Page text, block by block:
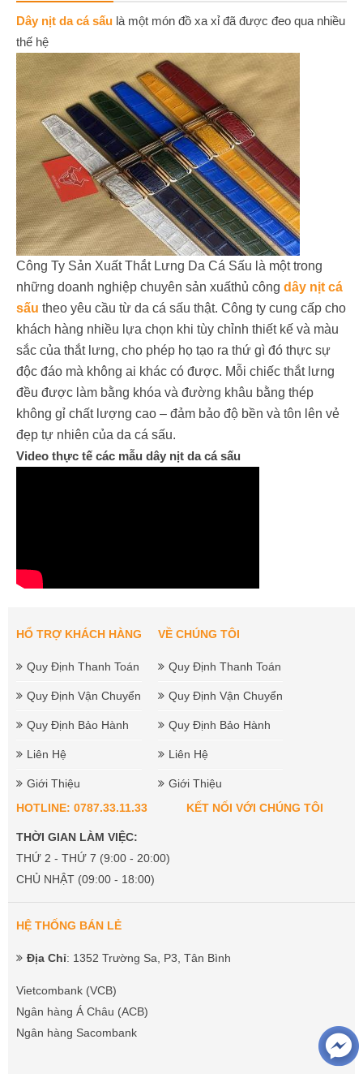
Dây nịt da cá sấu là một món đồ xa xỉ đã được đeo qua nhiều
thế hệ
Công Ty Sản Xuất Thắt Lưng Da Cá Sấu là một trong
những doanh nghiệp chuyên sản xuấthủ công dây nịt cá
sấu theo yêu cầu từ da cá sấu thật. Công ty cung cấp cho
khách hàng nhiều lựa chọn khi tùy chỉnh thiết kế và màu
sắc của thắt lưng, cho phép họ tạo ra thứ gì đó thực sự
độc đáo mà không ai khác có được. Mỗi chiếc thắt lưng
đều được làm bằng khóa và đường khâu bằng thép
không gỉ chất lượng cao – đảm bảo độ bền và tôn lên vẻ
đẹp tự nhiên của da cá sấu.
Video thực tế các mẫu dây nịt da cá sấu
HỔ TRỢ KHÁCH HÀNG
Quy Định Thanh Toán
Quy Định Vận Chuyển
Quy Định Bảo Hành
Liên Hệ
Giới Thiệu
VỀ CHÚNG TÔI
Quy Định Thanh Toán
Quy Định Vận Chuyển
Quy Định Bảo Hành
Liên Hệ
Giới Thiệu
HOTLINE: 0787.33.11.33
THỜI GIAN LÀM VIỆC:
THỨ 2 - THỨ 7 (9:00 - 20:00)
CHỦ NHẬT (09:00 - 18:00)
KẾT NỐI VỚI CHÚNG TÔI
HỆ THỐNG BÁN LẺ
Địa Chỉ: 1352 Trường Sa, P3, Tân Bình
Vietcombank (VCB)
Ngân hàng Á Châu (ACB)
Ngân hàng Sacombank